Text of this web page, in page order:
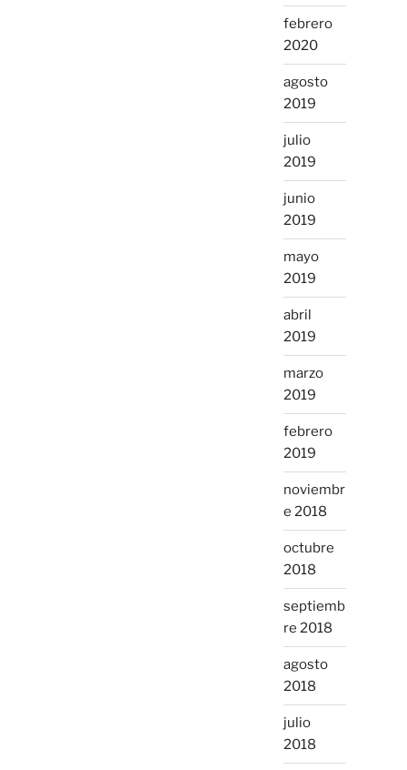
febrero
2020
agosto
2019
julio
2019
junio
2019
mayo
2019
abril
2019
marzo
2019
febrero
2019
noviembr
e 2018
octubre
2018
septiemb
re 2018
agosto
2018
julio
2018